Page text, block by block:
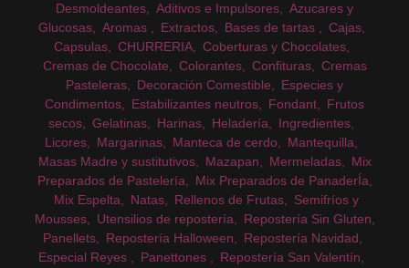
Desmoldeantes
Aditivos e Impulsores
Azucares y
Glucosas
Aromas Extractos Bases de tartas
Cajas
Capsulas
CHURRERIA
Coberturas y Chocolates
Cremas de Chocolate
Colorantes Confituras
Cremas
Pasteleras
Decoración Comestible
Especies y
Condimentos
Estabilizantes neutros Fondant
Frutos
secos
Gelatinas Harinas Heladería
Ingredientes
Licores
Margarinas Manteca de cerdo
Mantequilla
Masas Madre y sustitutivos
Mazapan Mermeladas
Mix
Preparados de Pastelería
Mix Preparados de PanaderÍa
Mix Espelta
Natas Rellenos de Frutas
Semifríos y
Mousses
Utensilios de repostería
Repostería Sin Gluten
Panellets
Repostería Halloween
Repostería Navidad
Especial Reyes
Panettones
Repostería San Valentín